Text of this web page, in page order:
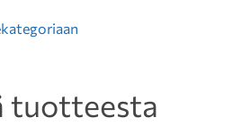
tuotteesta